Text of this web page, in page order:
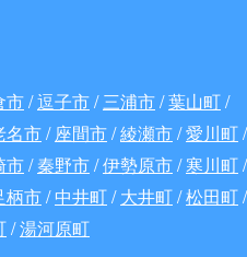
市/逗子市/三浦市/葉山町/
名市/座間市/綾瀬市/愛川町/
市/秦野市/伊勢原市/寒川町/
柄市/中井町/大井町/松田町/
/湯河原町